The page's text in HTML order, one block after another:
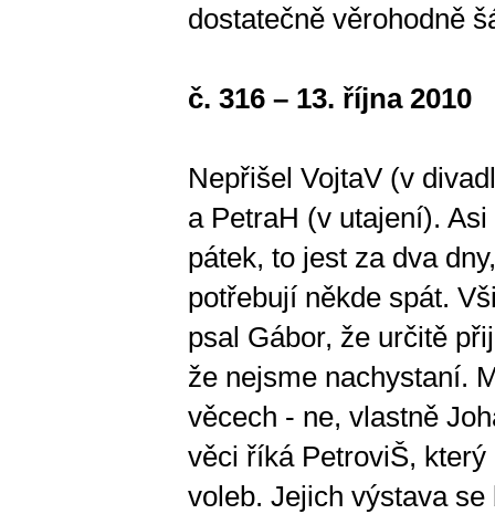
dostatečně věrohodně
č. 316 – 13. října 2010
Nepřišel VojtaV (v
a PetraH (v utajení).
pátek, to jest za dva
potřebují někde spát.
psal Gábor, že určitě
že nejsme nachystaní.
věcech - ne, vlastně
věci říká PetroviŠ,
voleb. Jejich výstava